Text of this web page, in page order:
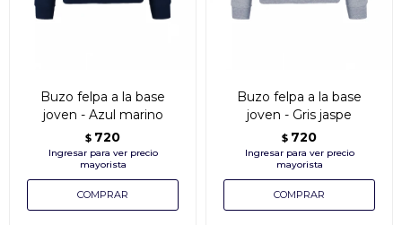
Buzo felpa a la base
joven - Azul marino
$ 720
Buzo felpa a la base
joven - Gris jaspe
$ 720